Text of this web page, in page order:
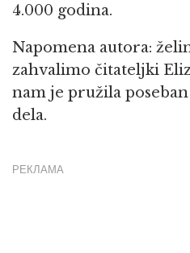
4.000 godina.
Napomena autora:
zahvalimo čitateljki
nam je pružila
dela.
РЕКЛАМА